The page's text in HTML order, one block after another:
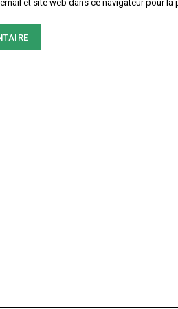
et site web dans ce navigateur pour